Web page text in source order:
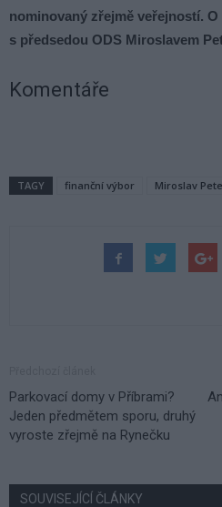
nominovaný zřejmě veřejností.
s předsedou ODS Miroslavem
Komentáře
TAGY finanční výbor Miroslav
Parkovací domy v Příbrami?
Jeden předmětem sporu, druhý
vyroste zřejmě na Rynečku
SOUVISEJÍCÍ ČLÁNKY